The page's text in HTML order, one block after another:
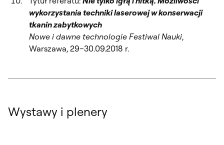
wykorzystania techniki laserowej w konserwacji
tkanin zabytkowych
Nowe i dawne technologie Festiwal Nauki,
Warszawa, 29–30.09.2018 r.
Wystawy i plenery